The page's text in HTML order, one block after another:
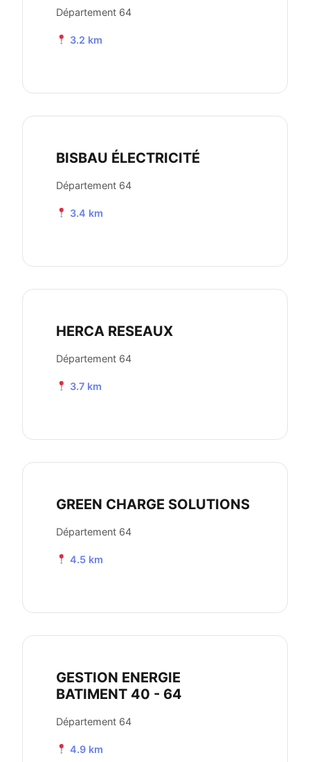
Département 64
3.2 km
BISBAU ÉLECTRICITÉ
Département 64
3.4 km
HERCA RESEAUX
Département 64
3.7 km
GREEN CHARGE SOLUTIONS
Département 64
4.5 km
GESTION ENERGIE
BATIMENT 40 - 64
Département 64
4.9 km